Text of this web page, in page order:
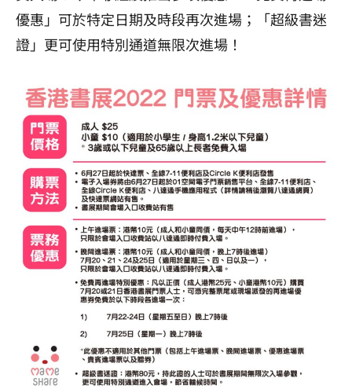
優惠」可於特定日期及時段再次進場；「超級書迷
證」更可使用特別通道無限次進場！